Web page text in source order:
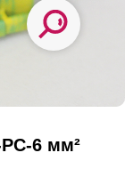
6 мм²